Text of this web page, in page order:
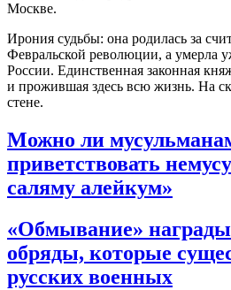
Москве.
Ирония судьбы: она родилась за
Февральской революции, а умерла
России. Единственная законная
и прожившая здесь всю жизнь. На
стене.
Можно ли
приветствовать
саляму алейкум»
«Обмывание» награды
обряды, которые
русских военных